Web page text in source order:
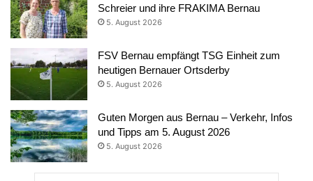
Schreier und ihre FRAKIMA Bernau
5. August 2026
FSV Bernau empfängt TSG Einheit zum
heutigen Bernauer Ortsderby
5. August 2026
Guten Morgen aus Bernau – Verkehr, Infos
und Tipps am 5. August 2026
5. August 2026